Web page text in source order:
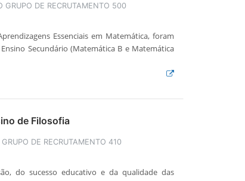
GRUPO DE RECRUTAMENTO 500
Essenciais em Matemática, foram
Secundário (Matemática B e Matemática
de Filosofia
DE RECRUTAMENTO 410
do sucesso educativo e da qualidade das